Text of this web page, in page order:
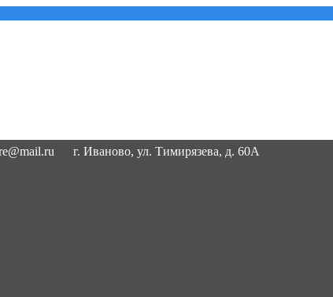
г. Иваново, ул. Тимирязева, д. 60А